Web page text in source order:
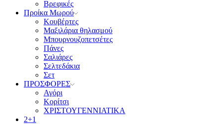
Βρεφικές
Προίκα Μωρού
Κουβέρτες
Μαξιλάρια θηλασμού
Μπουρνουζοπετσέτες
Πάνες
Σαλιάρες
Σελτεδάκια
Σετ
ΠΡΟΣΦΟΡΕΣ
Αγόρι
Κορίτσι
ΧΡΙΣΤΟΥΓΕΝΝΙΑΤΙΚΑ
2+1